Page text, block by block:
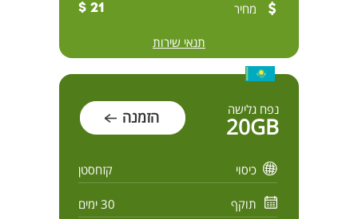
מחיר 21 $
תנאי שירות
נפח גלישה
20GB הזמנה
כיסוי קזחסטן
תוקף 30 ימים